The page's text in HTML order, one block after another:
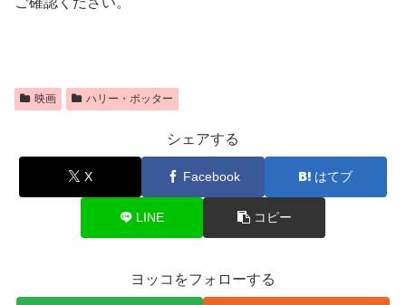
映画 ハリー・ポッター
シェアする
X Facebook はてブ
LINE コピー
ヨッコをフォローする